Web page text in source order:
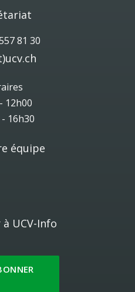
81 30
12h00
16h30
équipe
à UCV-Info